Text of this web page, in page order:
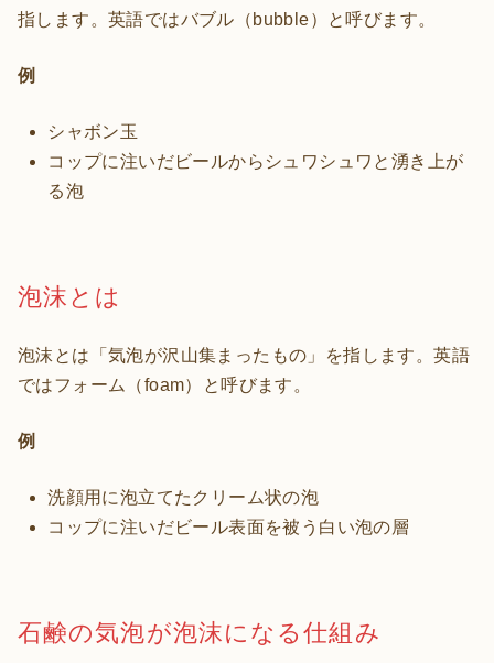
指します。英語ではバブル（bubble）と呼びます。
例
シャボン玉
コップに注いだビールからシュワシュワと湧き上が
る泡
泡沫とは
泡沫とは「気泡が沢山集まったもの」を指します。英語
ではフォーム（foam）と呼びます。
例
洗顔用に泡立てたクリーム状の泡
コップに注いだビール表面を被う白い泡の層
石鹸の気泡が泡沫になる仕組み